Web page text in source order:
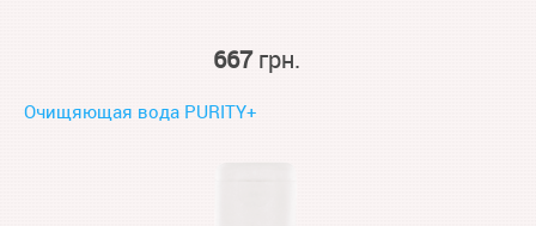
667грн.
Очищяющая вода PURITY+